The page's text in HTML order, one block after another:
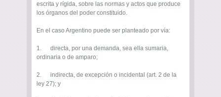
escrita y rígida, sobre las normas y actos que produce
los órganos del poder constituido.
En el caso Argentino puede ser planteado por vía:
1. directa, por una demanda, sea ella sumaria,
ordinaria o de amparo;
2. indirecta, de excepción o incidental (art. 2 de la
ley 27); y